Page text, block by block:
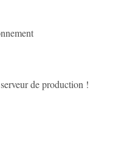
de production !